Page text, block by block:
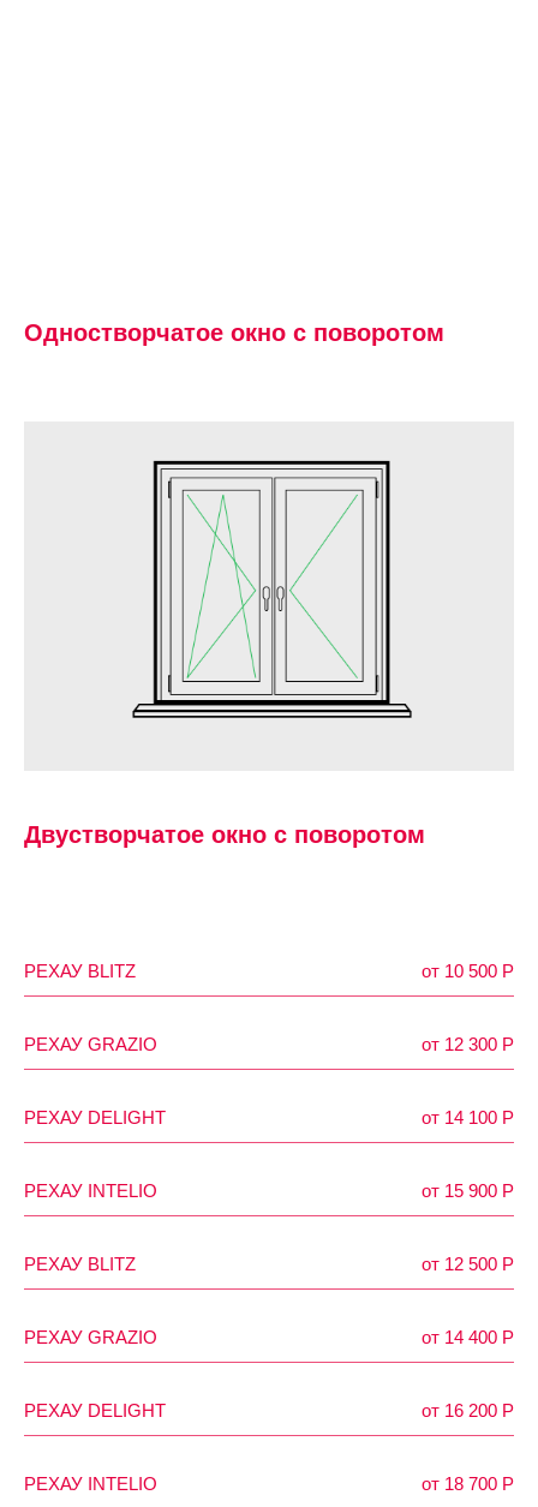
Одностворчатое окно с поворотом
Двустворчатое окно с поворотом
РЕХАУ BLITZ от 10 500 P
РЕХАУ GRAZIO от 12 300 Р
РЕХАУ DELIGHT от 14 100 P
РЕХАУ INTELIO от 15 900 Р
РЕХАУ BLITZ от 12 500 P
РЕХАУ GRAZIO от 14 400 P
РЕХАУ DELIGHT от 16 200 P
РЕХАУ INTELIO от 18 700 Р